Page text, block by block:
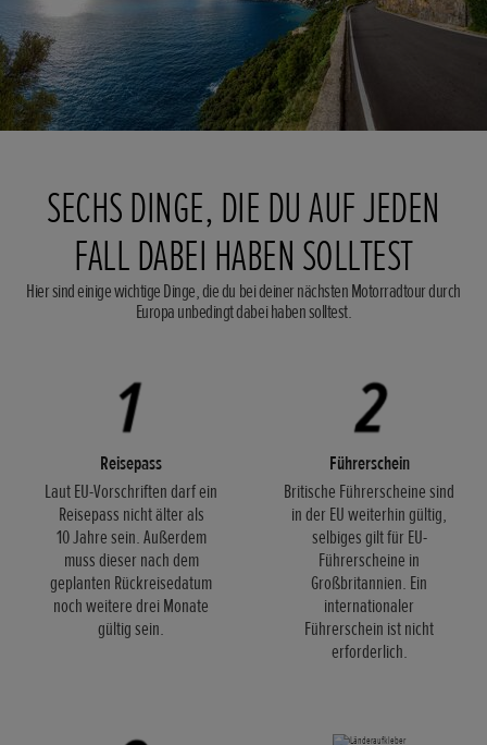
SECHS DINGE, DIE DU AUF JEDEN
FALL DABEI HABEN SOLLTEST
Hier sind einige wichtige Dinge, die du bei deiner nächsten Motorradtour durch
Europa unbedingt dabei haben solltest.
Reisepass
Laut EU-Vorschriften darf ein
Reisepass nicht älter als
10 Jahre sein. Außerdem
muss dieser nach dem
geplanten Rückreisedatum
noch weitere drei Monate
gültig sein.
Führerschein
Britische Führerscheine sind
in der EU weiterhin gültig,
selbiges gilt für EU-
Führerscheine in
Großbritannien. Ein
internationaler
Führerschein ist nicht
erforderlich.